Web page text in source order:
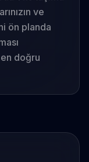
ve
ön planda
en doğru